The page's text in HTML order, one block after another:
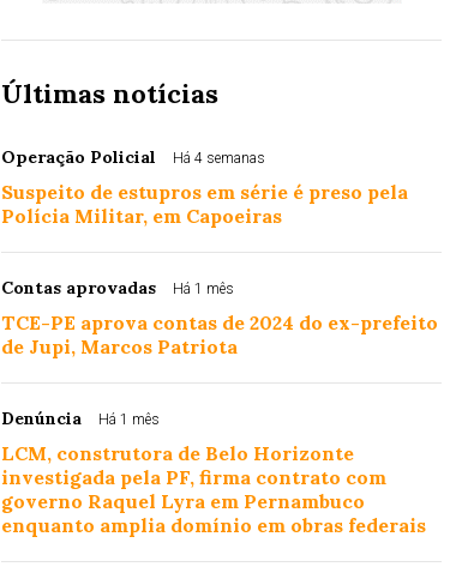
Últimas notícias
Operação Policial Há 4 semanas
Suspeito de estupros em série é preso pela
Polícia Militar, em Capoeiras
Contas aprovadas Há 1 mês
TCE-PE aprova contas de 2024 do ex-prefeito
de Jupi, Marcos Patriota
Denúncia Há 1 mês
LCM, construtora de Belo Horizonte
investigada pela PF, firma contrato com
governo Raquel Lyra em Pernambuco
enquanto amplia domínio em obras federais